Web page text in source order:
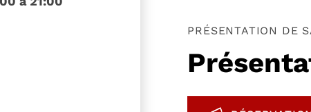
PRÉSENTATION DE